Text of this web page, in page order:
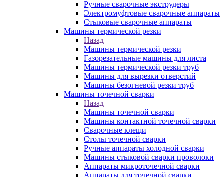
Ручные сварочные экструдеры
Электромуфтовые сварочные аппараты
Стыковые сварочные аппараты
Машины термической резки
Назад
Машины термической резки
Газорезательные машины для листа
Машины термической резки труб
Машины для вырезки отверстий
Машины безогневой резки труб
Машины точечной сварки
Назад
Машины точечной сварки
Машины контактной точечной сварки
Сварочные клещи
Столы точечной сварки
Ручные аппараты холодной сварки
Машины стыковой сварки проволоки
Аппараты микроточечной сварки
Аппараты для точечной сварки